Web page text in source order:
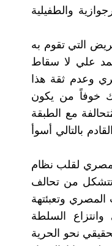
والطفيلية
التي تقوم به
علي لا سقاط
وعدم ثقة هذا
خوفاً من يكون
مع الطبقة
بالتالي أسوأ
لقلب نظام
تتشكل من تحالف
المصري وتعبئتهة
السلطة
نحو الحرية